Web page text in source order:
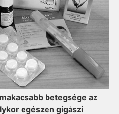
betegsége az
egészen gigászi